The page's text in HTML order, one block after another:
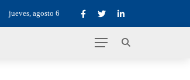
jueves, agosto 6